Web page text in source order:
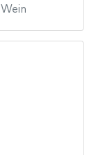
Wein